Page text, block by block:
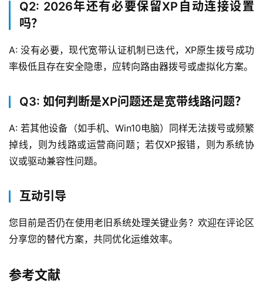
我Q2: 2026年还有必要保留XP自动连接设置
吗？
A: 没有必要，现代宽带认证机制已迭代，XP原生拨号成功
率极低且存在安全隐患，应转向路由器拨号或虚拟化方案。
Q3: 如何判断是XP问题还是宽带线路问题？
A: 若其他设备（如手机、Win10电脑）同样无法拨号或频繁
掉线，则为线路或运营商问题；若仅XP报错，则为系统协
议或驱动兼容性问题。
互动引导
您目前是否仍在使用老旧系统处理关键业务？欢迎在评论区
分享您的替代方案，共同优化运维效率。
参考文献